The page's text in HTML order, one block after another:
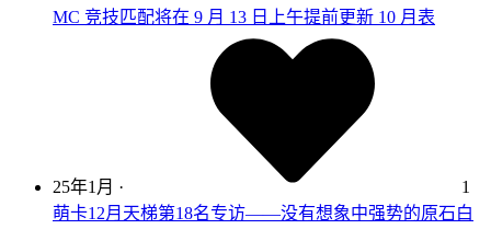
MC 竞技匹配将在 9 月 13 日上午提前更新 10 月表
25年1月 ·
1
萌卡12月天梯第18名专访——没有想象中强势的原石白